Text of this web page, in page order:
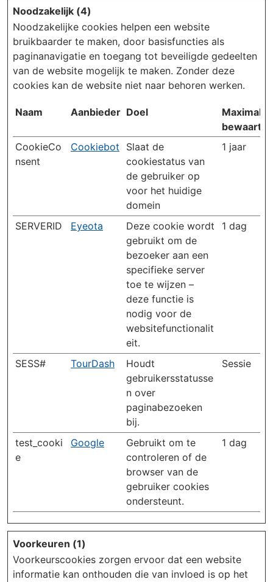
Noodzakelijk (4)
Noodzakelijke cookies helpen een website
bruikbaarder te maken, door basisfuncties als
paginanavigatie en toegang tot beveiligde gedeelten
van de website mogelijk te maken. Zonder deze
cookies kan de website niet naar behoren werken.
Naam Aanbieder Doel
Maximale
CookieCo
nsent
Cookiebot
Slaat de
cookiestatus van
de gebruiker op
voor het huidige
domein
1 jaar
SERVERID Eyeota
Deze cookie wordt
gebruikt om de
bezoeker aan een
specifieke server
toe te wijzen –
deze functie is
nodig voor de
websitefunctionalit
eit.
1 dag
SESS# TourDash
Houdt
gebruikersstatusse
n over
paginabezoeken
bij.
Sessie
test_cooki
e
Google
Gebruikt om te
controleren of de
browser van de
gebruiker cookies
ondersteunt.
1 dag
Voorkeuren (1)
Voorkeurscookies zorgen ervoor dat een website
informatie kan onthouden die van invloed is op het